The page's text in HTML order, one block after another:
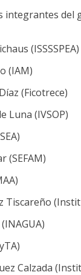
integrantes del
(ISSSSPEA)
(IAM)
(Ficotrece)
Luna (IVSOP)
(SEFAM)
Tiscareño
Calzada